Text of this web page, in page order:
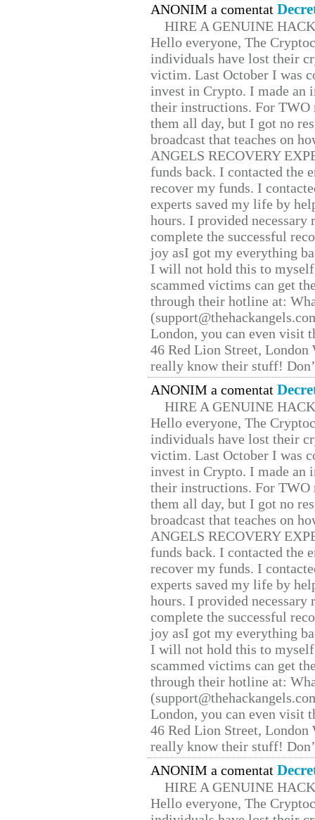
ANONIM a comentat
HIRE A GENUINE
Hello everyone, The
individuals have lost their
victim. Last October I was
invest in Crypto. I made
their instructions. For TWO
them all day, but I got no
broadcast that teaches on
ANGELS RECOVERY
funds back. I contacted the
recover my funds. I
experts saved my life by
hours. I provided
complete the successful
joy asI got my everything
I will not hold this to
scammed victims can get
through their hotline at:
London, you can even visit
46 Red Lion Street, London
really know their stuff!
ANONIM a comentat
HIRE A GENUINE
Hello everyone, The
individuals have lost their
victim. Last October I was
invest in Crypto. I made
their instructions. For TWO
them all day, but I got no
broadcast that teaches on
ANGELS RECOVERY
funds back. I contacted the
recover my funds. I
experts saved my life by
hours. I provided
complete the successful
joy asI got my everything
I will not hold this to
scammed victims can get
through their hotline at:
London, you can even visit
46 Red Lion Street, London
really know their stuff!
ANONIM a comentat
HIRE A GENUINE
Hello everyone, The